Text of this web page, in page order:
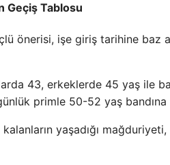
Geçiş Tablosu
önerisi, işe giriş tarihine baz
43, erkeklerde 45 yaş ile
primle 50-52 yaş bandına
kalanların yaşadığı